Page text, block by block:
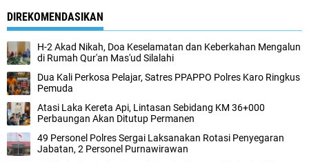
DIREKOMENDASIKAN
H-2 Akad Nikah, Doa Keselamatan dan Keberkahan Mengalun
di Rumah Qur'an Mas'ud Silalahi
Dua Kali Perkosa Pelajar, Satres PPAPPO Polres Karo Ringkus
Pemuda
Atasi Laka Kereta Api, Lintasan Sebidang KM 36+000
Perbaungan Akan Ditutup Permanen
49 Personel Polres Sergai Laksanakan Rotasi Penyegaran
Jabatan, 2 Personel Purnawirawan